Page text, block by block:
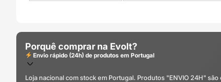
Porquê comprar na Evolt?
Envio rápido (24h) de produtos em Portugal
Loja nacional com stock em Portugal. Produtos "ENVIO 24H"